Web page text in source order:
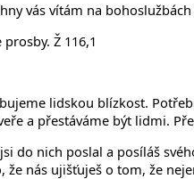
vás vítám na
Ž 116,1
lidskou blízkost.
a přestáváme být lidmi.
do nich poslal a posíláš
že nás ujišťuješ o tom, že